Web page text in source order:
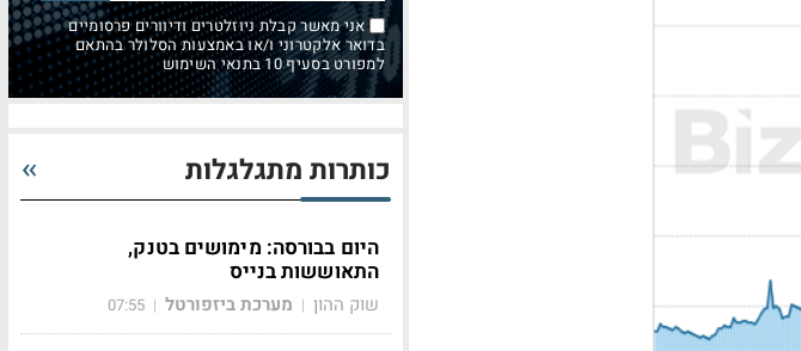
אני מאשר קבלת ניוזלטרים ודיוורים פרסומיים
בדואר אלקטרוני ו/או באמצעות הסלולר בהתאם
למפורט בסעיף 10 בתנאי השימוש
כותרות מתגלגלות
היום בבורסה: מימושים בטנק,
התאוששות בנייס
שוק ההון | מערכת ביזפורטל |
07:55